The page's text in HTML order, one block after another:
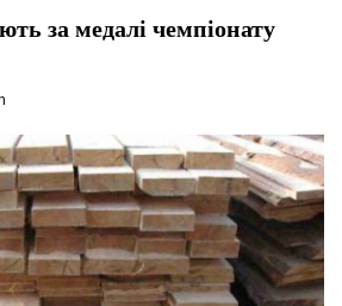
за медалі чемпіонату